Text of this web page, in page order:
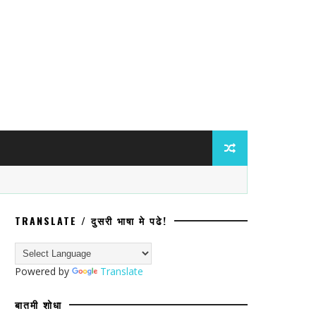
ॲट्रॉसिटीचा गुन्हा; प्रवेश
TRANSLATE / दुसरी भाषा मे पढे!
Powered by Translate
बातमी शोधा